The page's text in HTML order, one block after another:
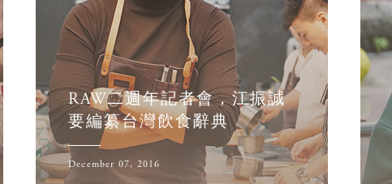
RAW二週年記者會，江振誠
要編纂台灣飲食辭典
December 07, 2016